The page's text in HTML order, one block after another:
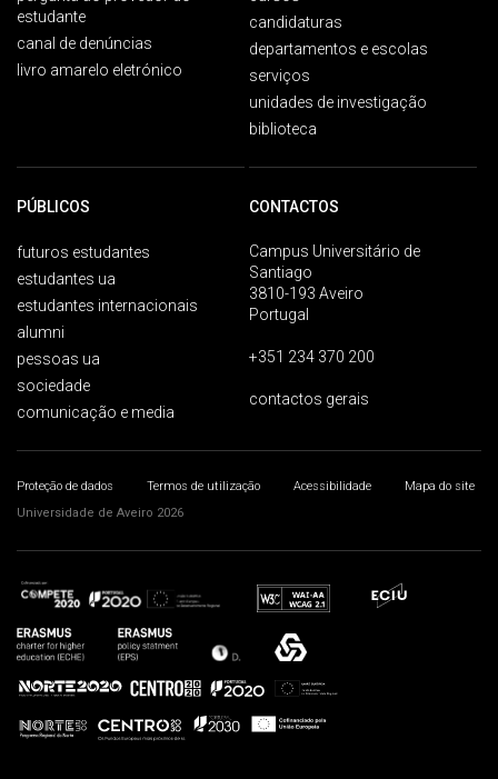
estudante
canal de denúncias
livro amarelo eletrónico
candidaturas
departamentos e escolas
serviços
unidades de investigação
biblioteca
PÚBLICOS
futuros estudantes
estudantes ua
estudantes internacionais
alumni
pessoas ua
sociedade
comunicação e media
CONTACTOS
Campus Universitário de
Santiago
3810-193 Aveiro
Portugal
+351 234 370 200
contactos gerais
Proteção de dados Termos de utilização Acessibilidade
Mapa do site
Universidade de Aveiro 2026